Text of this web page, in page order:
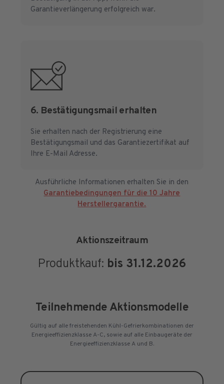
Garantieverlängerung erfolgreich war.
6. Bestätigungsmail erhalten
Sie erhalten nach der Registrierung eine
Bestätigungsmail und das Garantiezertifikat auf
Ihre E-Mail Adresse.
Ausführliche Informationen erhalten Sie in den
Garantiebedingungen für die 10 Jahre
Herstellergarantie.
Aktionszeitraum
Produktkauf: bis 31.12.2026
Teilnehmende Aktionsmodelle
Gültig auf alle freistehenden Kühl-Gefrierkombinationen der
Energieeffizienzklasse A-C, sowie auf alle Einbaugeräte der
Energieeffizienzklasse A und B.